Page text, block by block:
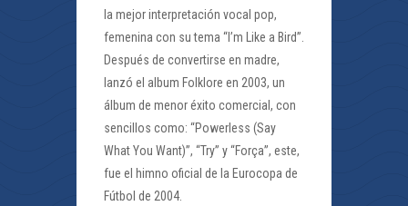
la mejor interpretación vocal pop,
femenina con su tema “I’m Like a Bird”.
Después de convertirse en madre,
lanzó el album Folklore en 2003, un
álbum de menor éxito comercial, con
sencillos como: “Powerless (Say
What You Want)”, “Try” y “Força”, este,
fue el himno oficial de la Eurocopa de
Fútbol de 2004.